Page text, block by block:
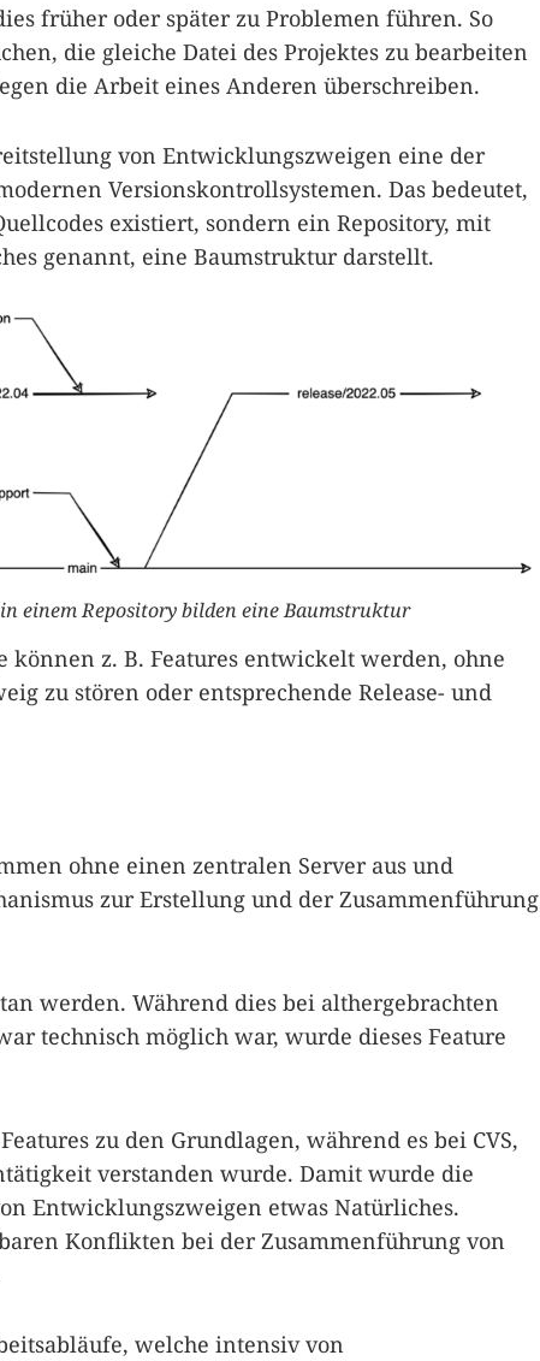
früher oder später zu Problemen führen. So
die gleiche Datei des Projektes zu bearbeiten
die Arbeit eines Anderen überschreiben.
von Entwicklungszweigen eine der
Versionskontrollsystemen. Das bedeutet,
existiert, sondern ein Repository, mit
genannt, eine Baumstruktur darstellt.
einem Repository bilden eine Baumstruktur
z. B. Features entwickelt werden, ohne
zu stören oder entsprechende Release- und
ohne einen zentralen Server aus und
zur Erstellung und der Zusammenführung
werden. Während dies bei althergebrachten
technisch möglich war, wurde dieses Feature
zu den Grundlagen, während es bei CVS,
verstanden wurde. Damit wurde die
Entwicklungszweigen etwas Natürliches.
Konflikten bei der Zusammenführung von
welche intensiv von